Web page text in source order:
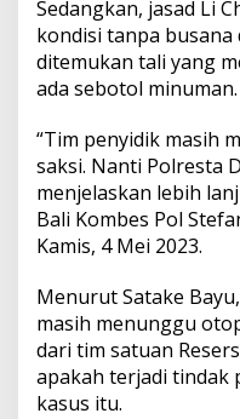
t
e
m
k
a
n
d
i
t
e
I
n
Sedangkan, jasad Li
kondisi tanpa busana
ditemukan tali yang
ada sebotol minuman.
“Tim penyidik masih
saksi. Nanti Polresta
menjelaskan lebih
Bali Kombes Pol
Kamis, 4 Mei 2023.
Menurut Satake
masih menunggu
dari tim satuan
apakah terjadi tindak
kasus itu.